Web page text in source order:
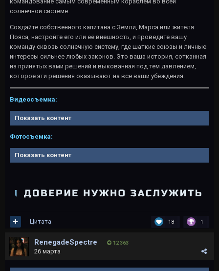
солнечной системе.
Создайте собственного капитана с Земли, Марса или жителя
Пояса, настройте его или её внешность, и проведите вашу
команду сквозь солнечную систему, где шаткие союзы и личные
интересы сильнее любых законов. Это ваша история, сотканная
из принятых вами решений и выкованная под тем давлением,
которое эти решения оказывают на все ваши убеждения.
Видеосъемка:
Показать контент
Фотосъемка:
Показать контент
18 1
Цитата
RenegadeSpectre 12 363
26 марта